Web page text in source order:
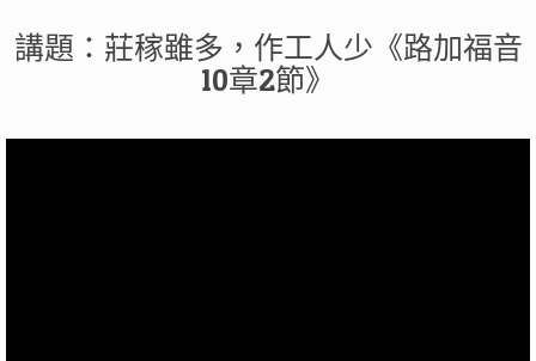
講題：莊稼雖多，作工人少《路加福音
10章2節》